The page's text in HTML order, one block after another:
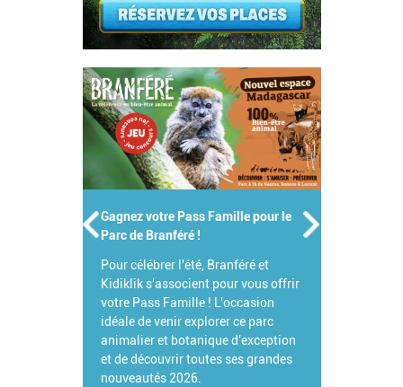
Gagnez votre Pass Famille pour le
Parc de Branféré !
Pour célébrer l'été, Branféré et
Kidiklik s'associent pour vous offrir
votre Pass Famille ! L'occasion
idéale de venir explorer ce parc
animalier et botanique d'exception
et de découvrir toutes ses grandes
nouveautés 2026.